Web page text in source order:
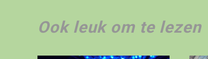
Ook leuk om te lezen